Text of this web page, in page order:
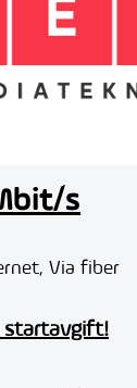
s
Via fiber
startavgift!